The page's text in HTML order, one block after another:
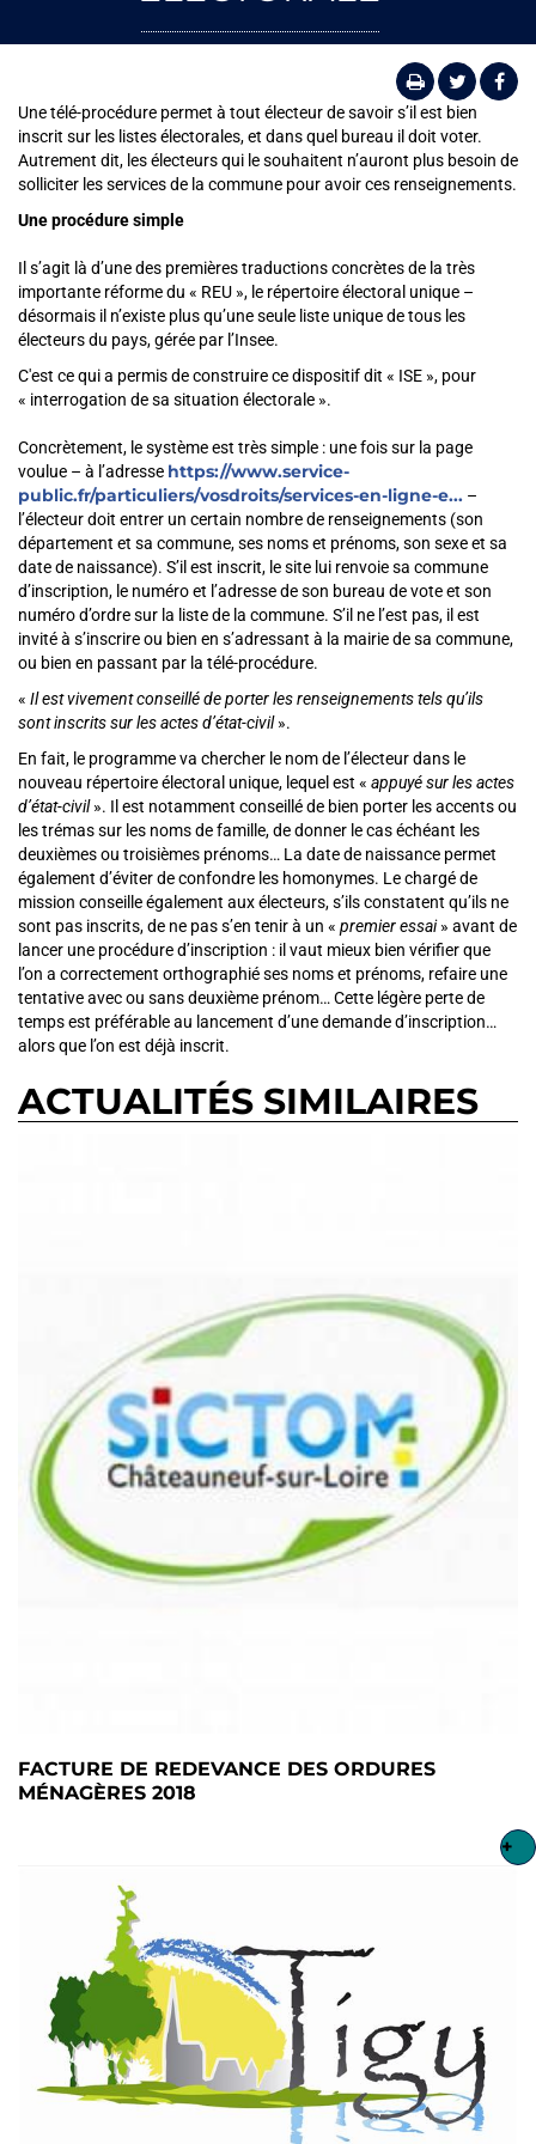
Une télé-procédure permet à tout électeur de savoir s’il est bien
inscrit sur les listes électorales, et dans quel bureau il doit voter.
Autrement dit, les électeurs qui le souhaitent n’auront plus besoin de
solliciter les services de la commune pour avoir ces renseignements.
Une procédure simple
Il s’agit là d’une des premières traductions concrètes de la très
importante réforme du « REU », le répertoire électoral unique –
désormais il n’existe plus qu’une seule liste unique de tous les
électeurs du pays, gérée par l’Insee.
C'est ce qui a permis de construire ce dispositif dit « ISE », pour
« interrogation de sa situation électorale ».
Concrètement, le système est très simple : une fois sur la page
voulue – à l’adresse https://www.service-
public.fr/particuliers/vosdroits/services-en-ligne-e... –
l’électeur doit entrer un certain nombre de renseignements (son
département et sa commune, ses noms et prénoms, son sexe et sa
date de naissance). S’il est inscrit, le site lui renvoie sa commune
d’inscription, le numéro et l’adresse de son bureau de vote et son
numéro d’ordre sur la liste de la commune. S’il ne l’est pas, il est
invité à s’inscrire ou bien en s’adressant à la mairie de sa commune,
ou bien en passant par la télé-procédure.
« Il est vivement conseillé de porter les renseignements tels qu’ils
sont inscrits sur les actes d’état-civil».
En fait, le programme va chercher le nom de l’électeur dans le
nouveau répertoire électoral unique, lequel est « appuyé sur les actes
d’état-civil». Il est notamment conseillé de bien porter les accents ou
les trémas sur les noms de famille, de donner le cas échéant les
deuxièmes ou troisièmes prénoms… La date de naissance permet
également d’éviter de confondre les homonymes. Le chargé de
mission conseille également aux électeurs, s’ils constatent qu’ils ne
sont pas inscrits, de ne pas s’en tenir à un « premier essai» avant de
lancer une procédure d’inscription : il vaut mieux bien vérifier que
l’on a correctement orthographié ses noms et prénoms, refaire une
tentative avec ou sans deuxième prénom… Cette légère perte de
temps est préférable au lancement d’une demande d’inscription…
alors que l’on est déjà inscrit.
ACTUALITÉS SIMILAIRES
FACTURE DE REDEVANCE DES ORDURES
MÉNAGÈRES 2018
+